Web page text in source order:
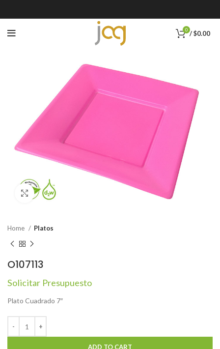
0 /$0.00
Click to enlarge
Home Platos
O107113
Solicitar Presupuesto
Plato Cuadrado 7″
ADD TO CART